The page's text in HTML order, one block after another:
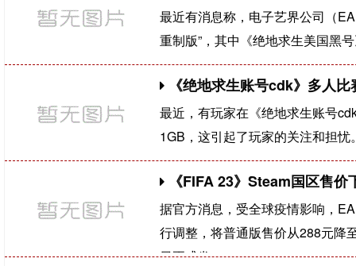
最近有消息称，电子艺界公司（
重制版”，其中《绝地求生美国黑
《绝地求生账号cdk》多人
最近，有玩家在《绝地求生账号
1GB，这引起了玩家的关注和担
《FIFA 23》Steam国区售
据官方消息，受全球疫情影响，
行调整，将普通版售价从288元降
日正式发